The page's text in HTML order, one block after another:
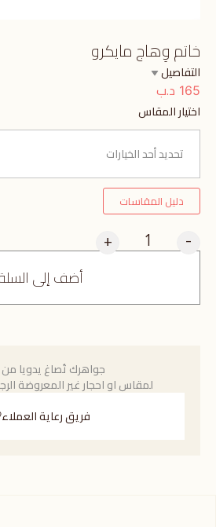
خاتم وِهاج مايكرو
التفاصيل
165 د.ب
اختيار المقاس
دليل المقاسات
-
+
أضف إلى السلة
جواهرك تُصاغ يدويا من
لمقاس او احجار غير المعروضة
فريق رعاية العملاء